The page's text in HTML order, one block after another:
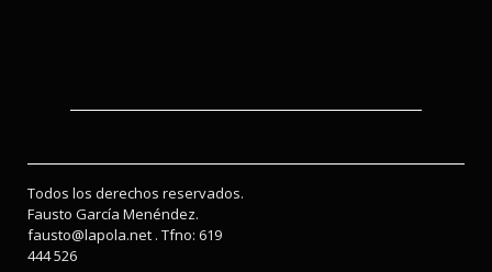
Todos los derechos reservados.
Fausto García Menéndez.
fausto@lapola.net . Tfno: 619
444 526